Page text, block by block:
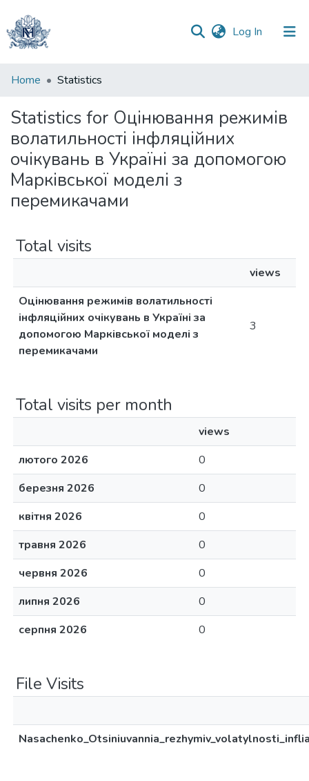
Log In (current)
Communities
Collections
All of DSpace
Home Statistics
Statistics for Оцінювання режимів
волатильності інфляційних
очікувань в Україні за допомогою
Марківської моделі з
перемикачами
Total visits
views
Оцінювання режимів волатильності
інфляційних очікувань в Україні за
допомогою Марківської моделі з
перемикачами
3
Total visits per month
views
лютого 2026
0
березня 2026
0
квітня 2026
0
травня 2026
0
червня 2026
0
липня 2026
0
серпня 2026
0
File Visits